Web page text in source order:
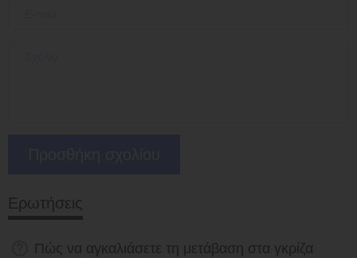
Ερωτήσεις
Πώς να αγκαλιάσετε τη μετάβαση στα γκρίζα